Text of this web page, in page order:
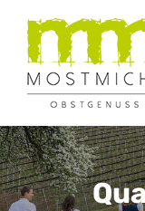
Zum
Inhalt
springen